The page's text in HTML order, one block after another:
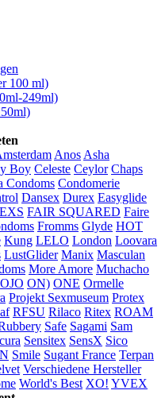
100 ml)
249ml)
Anos Asha
Boy Celeste Ceylor Chaps
Condoms Condomerie
Dansex Durex Easyglide
EXS FAIR SQUARED Faire
Fromms Glyde HOT
Kung LELO London Loovara
LustGlider Manix Masculan
More Amore Muchacho
OJO ON) ONE Ormelle
Projekt Sexmuseum Protex
RFSU Rilaco Ritex ROAM
Safe Sagami Sam
Sensitex SensX Sico
Smile Sugant France Terpan
Verschiedene Hersteller
World's Best XO! YVEX